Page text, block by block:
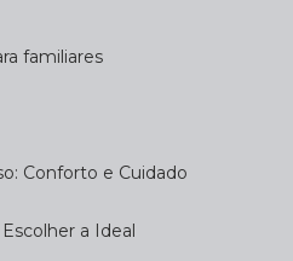
familiares
Conforto e Cuidado
Escolher a Ideal